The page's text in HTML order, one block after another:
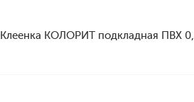
Клеенка КОЛОРИТ подкладная ПВХ